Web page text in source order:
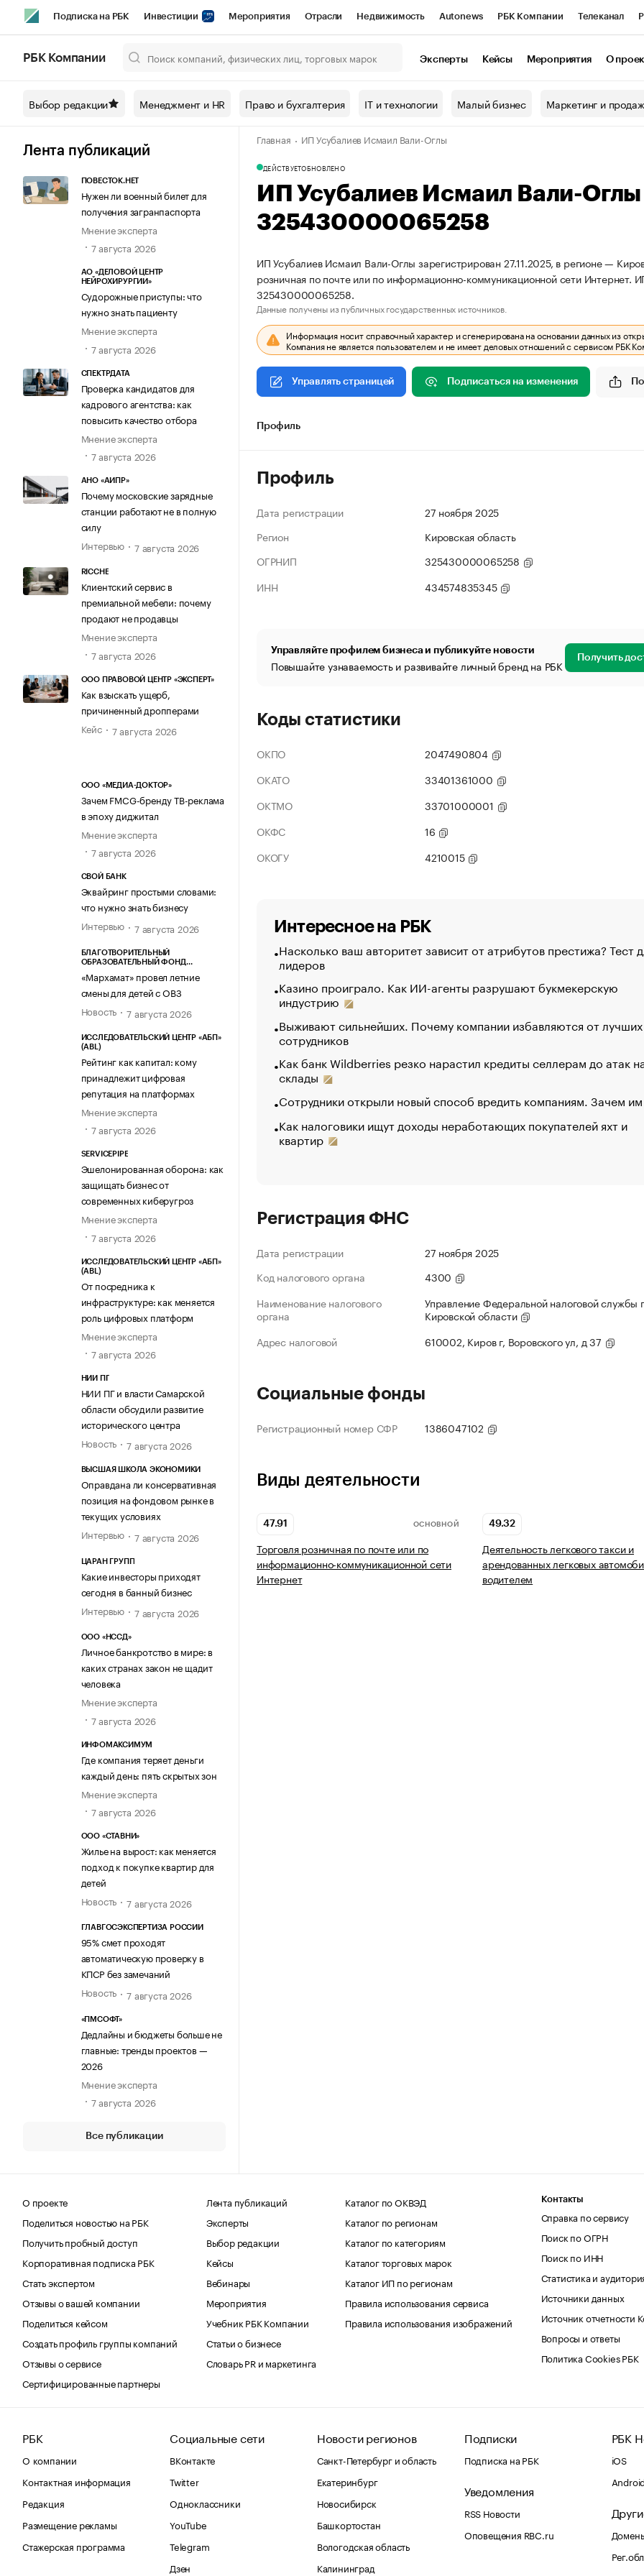
Подписка на РБК Инвестиции Мероприятия Отрасли Недвижимость Autonews РБК Компании Телеканал
Спецпроекты СПб Конференции СПб Спецпроекты Проверка контрагентов
Технологии и медиа Рынок наличной валюты
РБК Компании Эксперты Кейсы Мероприятия О
Выбор редакции Менеджмент и HR Право и бухгалтерия IT и технологии Малый бизнес Маркетинг и
Лента публикаций
ПОВЕСТОК.НЕТ
Нужен ли военный билет для
получения загранпаспорта
Мнение эксперта
7 августа 2026
АО «ДЕЛОВОЙ ЦЕНТР
НЕЙРОХИРУРГИИ»
Судорожные приступы: что
нужно знать пациенту
Мнение эксперта
7 августа 2026
СПЕКТРДАТА
Проверка кандидатов для
кадрового агентства: как
повысить качество отбора
Мнение эксперта
7 августа 2026
АНО «АИПР»
Почему московские зарядные
станции работают не в полную
силу
Интервью
7 августа 2026
RICCHE
Клиентский сервис в
премиальной мебели: почему
продают не продавцы
Мнение эксперта
7 августа 2026
ООО ПРАВОВОЙ ЦЕНТР «ЭКСПЕРТ»
Как взыскать ущерб,
причиненный дропперами
Кейс
7 августа 2026
ООО «МЕДИА-ДОКТОР»
Зачем FMCG-бренду ТВ-реклама
в эпоху диджитал
Мнение эксперта
7 августа 2026
СВОЙ БАНК
Эквайринг простыми словами:
что нужно знать бизнесу
Интервью
7 августа 2026
БЛАГОТВОРИТЕЛЬНЫЙ
ОБРАЗОВАТЕЛЬНЫЙ ФОНД
«Мархамат» провел летние
смены для детей с ОВЗ
Новость
7 августа 2026
ИССЛЕДОВАТЕЛЬСКИЙ ЦЕНТР «АБП»
(ABL)
Рейтинг как капитал: кому
принадлежит цифровая
репутация на платформах
Мнение эксперта
7 августа 2026
SERVICEPIPE
Эшелонированная оборона: как
защищать бизнес от
современных киберугроз
Мнение эксперта
7 августа 2026
ИССЛЕДОВАТЕЛЬСКИЙ ЦЕНТР «АБП»
(ABL)
От посредника к
инфраструктуре: как меняется
роль цифровых платформ
Мнение эксперта
7 августа 2026
НИИ ПГ
НИИ ПГ и власти Самарской
области обсудили развитие
исторического центра
Новость
7 августа 2026
ВЫСШАЯ ШКОЛА ЭКОНОМИКИ
Оправдана ли консервативная
позиция на фондовом рынке в
текущих условиях
Интервью
7 августа 2026
ЦАРАН ГРУПП
Какие инвесторы приходят
сегодня в банный бизнес
Интервью
7 августа 2026
ООО «НССД»
Личное банкротство в мире: в
каких странах закон не щадит
человека
Мнение эксперта
7 августа 2026
ИНФОМАКСИМУМ
Где компания теряет деньги
каждый день: пять скрытых зон
Мнение эксперта
7 августа 2026
ООО «СТАВНИ»
Жилье на вырост: как меняется
подход к покупке квартир для
детей
Новость
7 августа 2026
ГЛАВГОСЭКСПЕРТИЗА РОССИИ
95% смет проходят
автоматическую проверку в
КПСР без замечаний
Новость
7 августа 2026
«ПМСОФТ»
Дедлайны и бюджеты больше не
главные: тренды проектов —
2026
Мнение эксперта
7 августа 2026
Все публикации
Главная ИП Усубалиев Исмаил Вали-Оглы
ДЕЙСТВУЕТОБНОВЛЕНО
ИП Усубалиев Исмаил Вали-
325430000065258
ИП Усубалиев Исмаил Вали-Оглы зарегистрирован 27.11.2025, в регионе —
розничная по почте или по информационно-коммуникационной сети
325430000065258.
Данные получены из публичных государственных источников.
Информация носит справочный характер и сгенерирована на основании данных из
Компания не является пользователем и не имеет деловых отношений с сервисом РБК
Управлять страницей Подписаться на изменения
Профиль
Профиль
Дата регистрации
27 ноября 2025
Регион
Кировская область
ОГРНИП
325430000065258
ИНН
434574835345
Управляйте профилем бизнеса и публикуйте новости
Повышайте узнаваемость и развивайте личный бренд на РБК Получить
Коды статистики
ОКПО
2047490804
ОКАТО
33401361000
ОКТМО
33701000001
ОКФС
16
ОКОГУ
4210015
Интересное на РБК
Насколько ваш авторитет зависит от атрибутов престижа? Тест
лидеров
Казино проиграло. Как ИИ-агенты разрушают букмекерскую
индустрию
Выживают сильнейших. Почему компании избавляются от лучших
сотрудников
Как банк Wildberries резко нарастил кредиты селлерам до атак
склады
Сотрудники открыли новый способ вредить компаниям. Зачем
Как налоговики ищут доходы неработающих покупателей яхт и
квартир
Регистрация ФНС
Дата регистрации
27 ноября 2025
Код налогового органа
4300
Наименование налогового
органа
Управление Федеральной налоговой службы
Кировской области
Адрес налоговой
610002, Киров г, Воровского ул, д 37
Социальные фонды
Регистрационный номер СФР 1386047102
Виды деятельности
47.91 ОСНОВНОЙ
Торговля розничная по почте или по
информационно-коммуникационной сети
Интернет
49.32
Деятельность легкового такси и
арендованных легковых
водителем
О проекте
Поделиться новостью на РБК
Получить пробный доступ
Корпоративная подписка РБК
Стать экспертом
Отзывы о вашей компании
Поделиться кейсом
Создать профиль группы компаний
Отзывы о сервисе
Сертифицированные партнеры
Лента публикаций
Эксперты
Выбор редакции
Кейсы
Вебинары
Мероприятия
Учебник РБК Компании
Статьи о бизнесе
Словарь PR и маркетинга
Каталог по ОКВЭД
Каталог по регионам
Каталог по категориям
Каталог торговых марок
Каталог ИП по регионам
Правила использования сервиса
Правила использования изображений
Контакты
Справка по сервису
Поиск по ОГРН
Поиск по ИНН
Статистика и
Источники данных
Источник отчетности
Вопросы и ответы
Политика Cookies РБК
РБК
О компании
Контактная информация
Редакция
Размещение рекламы
Стажерская программа
Социальные сети
ВКонтакте
Twitter
Одноклассники
YouTube
Telegram
Дзен
Новости регионов
Санкт-Петербург и область
Екатеринбург
Новосибирск
Башкортостан
Вологодская область
Калининград
Подписки
Подписка на РБК
Уведомления
RSS Новости
Оповещения RBC.ru
РБК
iOS